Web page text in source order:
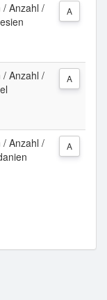
/ Anzahl /
A
/ Anzahl /
A
/ Anzahl /
A